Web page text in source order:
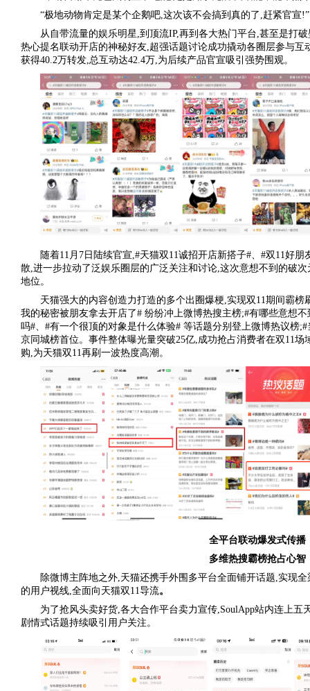
“极地动物肯定是某个企鹅吧,这次该不会搞到真的了,赶紧官宣!”
从自带流量的娱乐明星,到顶流IP,再到各大热门平台,甚至是打
热心提名联动开店的神秘好友,超强话题讨论成功撬动各圈层参与
获得40.2万转发,总互动达42.4万,为后续产品官宣吸引强势围观。
随着11月7日陆续官宣,#天猫双11诚招开店新搭子#、#双11好
散,进一步拉动了泛娱乐圈层的广泛关注和讨论,这次意想不到的破
地位。
天猫强大的内容创造力打造的多个出圈爆梗,实现双11期间霸榜
我的秘密被朋友拿去开店了# 纷纷冲上微博热搜主榜;#有哪些意想
吗#、#有一个很顶的对象是什么体验# 等话题分别登上微博热议榜
京同城榜首位。事件整体曝光量突破25亿,成功抢占消费者在双11
购,为天猫双11再刷一波热度高潮。
全平台联动爆发式传播
多维热搜霸榜抢占心智
除微博主阵地之外,天猫还携手外围多平台全面铺开话题,实现
的用户视线,全面向天猫双11导流。
为了抢风头卖好货,各大合作平台卖力宣传,SoulApp站内连上五
剧情式话题持续吸引用户关注。